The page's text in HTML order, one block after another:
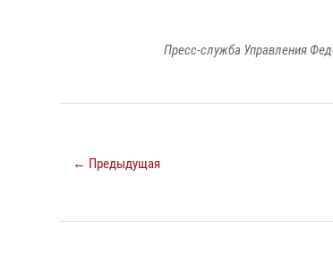
Пресс-служба Управления
← Предыдущая